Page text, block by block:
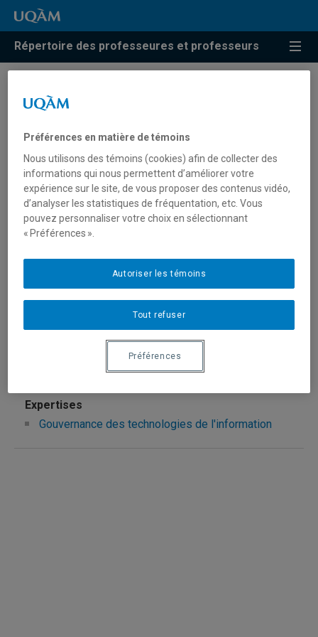
Répertoire des professeures et professeurs
Résultats de recherche pour
technologies de
l’information »
Héroux, Sylvie
heroux.sylvie@uqam.ca
Gouvernance des technologies de l'information
Ouellet, Maxime
Gouvernance des technologies de l'information
Préférences en matière de témoins
Nous utilisons des témoins (cookies) afin de collecter des
informations qui nous permettent d’améliorer votre
expérience sur le site, de vous proposer des contenus vidéo,
d’analyser les statistiques de fréquentation, etc. Vous
pouvez personnaliser votre choix en sélectionnant
« Préférences ».
Tout refuser
Autoriser les témoins
Préférences